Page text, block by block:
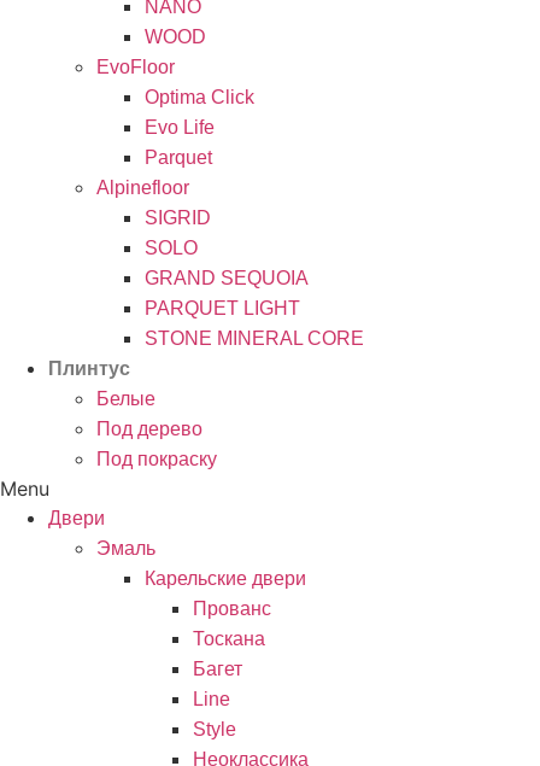
NANO
WOOD
EvoFloor
Optima Click
Evo Life
Parquet
Alpinefloor
SIGRID
SOLO
GRAND SEQUOIA
PARQUET LIGHT
STONE MINERAL CORE
Плинтус
Белые
Под дерево
Под покраску
Menu
Двери
Эмаль
Карельские двери
Прованc
Тоскана
Багет
Line
Style
Неоклассика